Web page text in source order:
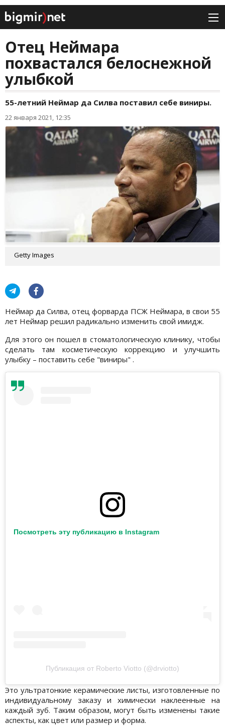
Отец Неймара
похвастался белоснежной
улыбкой
55-летний Неймар да Силва поставил себе виниры.
22 января 2021, 12:35
Getty Images
Неймар да Силва, отец форварда ПСЖ Неймара, в свои 55
лет Неймар решил радикально изменить свой имидж.
Для этого он пошел в стоматологическую клинику, чтобы
сделать там косметическую коррекцию и улучшить
улыбку – поставить себе "виниры" .
Посмотреть эту публикацию в Instagram
Публикация от Roberto Viotto (@drviotto)
Это ультратонкие керамические листы, изготовленные по
индивидуальному заказу и химически наклеенные на
каждый зуб. Таким образом, могут быть изменены такие
аспекты, как цвет или размер и форма.